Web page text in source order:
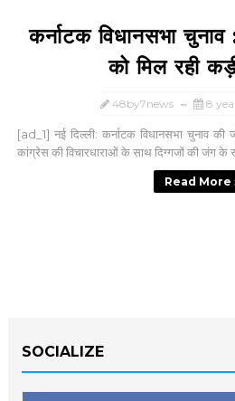
कर्नाटक विधानसभा
को मिल रही
48by7news 8
[ad_1] नई दिल्ली: कर्नाटक विधानसभा चुनाव की
कांग्रेस की विचारधाराओं के साथ दिग्गजों की जंग के
Read More
SOCIALIZE